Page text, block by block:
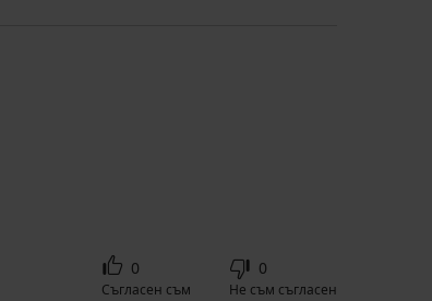
0
Съгласен съм
0
Не съм съгласен